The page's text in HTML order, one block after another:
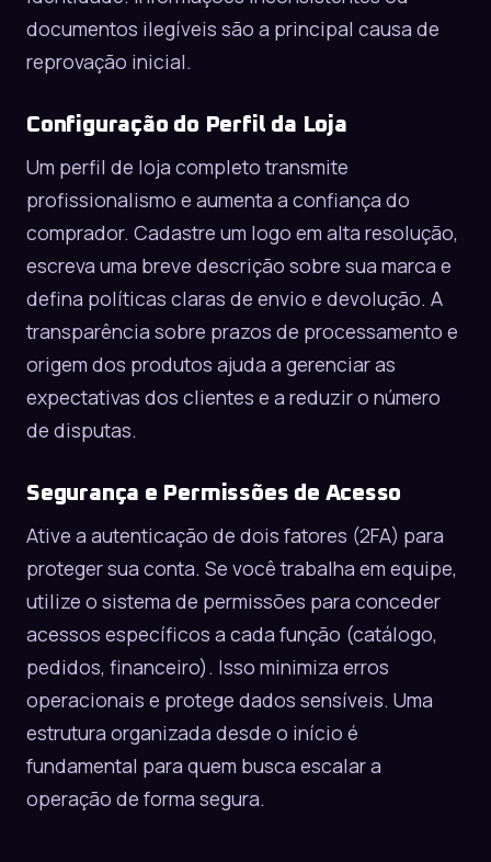
documentos ilegíveis são a principal causa de
reprovação inicial.
Configuração do Perfil da Loja
Um perfil de loja completo transmite
profissionalismo e aumenta a confiança do
comprador. Cadastre um logo em alta resolução,
escreva uma breve descrição sobre sua marca e
defina políticas claras de envio e devolução. A
transparência sobre prazos de processamento e
origem dos produtos ajuda a gerenciar as
expectativas dos clientes e a reduzir o número
de disputas.
Segurança e Permissões de Acesso
Ative a autenticação de dois fatores (2FA) para
proteger sua conta. Se você trabalha em equipe,
utilize o sistema de permissões para conceder
acessos específicos a cada função (catálogo,
pedidos, financeiro). Isso minimiza erros
operacionais e protege dados sensíveis. Uma
estrutura organizada desde o início é
fundamental para quem busca escalar a
operação de forma segura.